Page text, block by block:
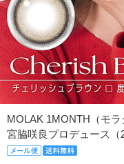
MOLAK 1MONTH（モ
宮脇咲良プロデュース（